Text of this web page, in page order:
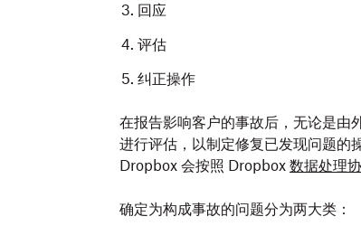
回应
评估
纠正操作
在报告影响客户的事故后，无论是由
进行评估，以制定修复已发现问题的
Dropbox 会按照 Dropbox 数据处理
确定为构成事故的问题分为两大类：